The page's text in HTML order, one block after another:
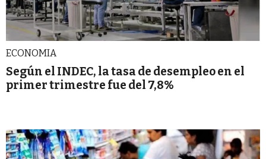
ECONOMIA
Según el INDEC, la tasa de desempleo en el
primer trimestre fue del 7,8%